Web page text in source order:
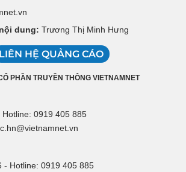
dung: Trương Thị Minh Hưng
LIÊN HỆ QUẢNG CÁO
PHẦN TRUYỀN THÔNG VIETNAMNET
0919 405 885
- Hotline: 0919 405 885